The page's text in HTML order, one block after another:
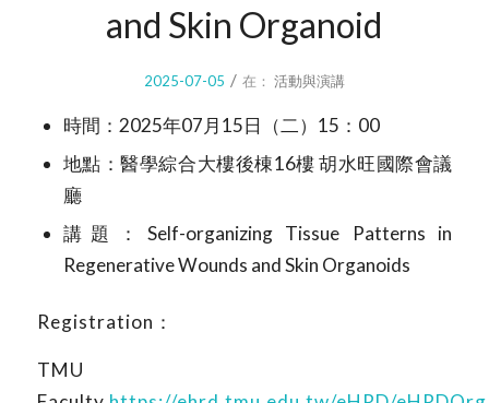
and Skin Organoid
2025-07-05 / 在： 活動與演講
時間：2025年07月15日（二）15：00
地點：醫學綜合大樓後棟16樓 胡水旺國際會議
廳
講題：Self-organizing Tissue Patterns in
Regenerative Wounds and Skin Organoids
Registration ：
TMU